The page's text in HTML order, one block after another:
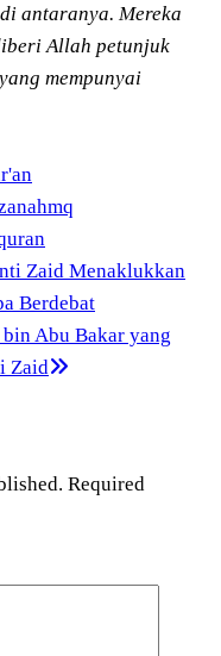
antaranya. Mereka
Allah petunjuk
mempunyai
Zaid Menaklukkan
Berdebat
Abu Bakar yang
Zaid
Required